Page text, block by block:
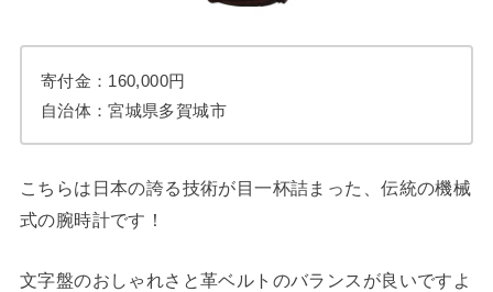
寄付金：160,000円
自治体：宮城県多賀城市
こちらは日本の誇る技術が目一杯詰まった、伝統の機械
式の腕時計です！
文字盤のおしゃれさと革ベルトのバランスが良いですよ